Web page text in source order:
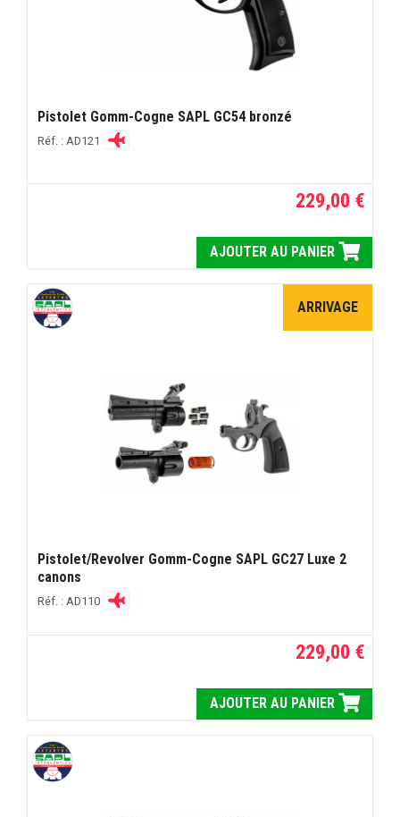
Pistolet Gomm-Cogne SAPL GC54 bronzé
Réf. : AD121
229,00 €
AJOUTER AU PANIER
ARRIVAGE
Pistolet/Revolver Gomm-Cogne SAPL GC27 Luxe 2
canons
Réf. : AD110
229,00 €
AJOUTER AU PANIER